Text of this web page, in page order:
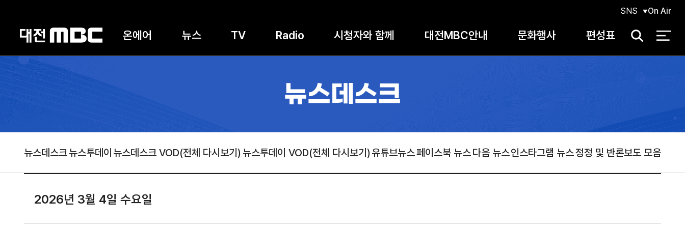
온에어 뉴스 TV Radio 시청자와 함께 대전MBC안내 문화행사 편성표
SNS On Air
검
뉴스데스크
뉴스데스크뉴스투데이 뉴스데스크 VOD(전체 다시보기) 뉴스투데이 VOD(전체 다시보기) 유튜브뉴스페이스북 뉴스다음 뉴스인스타그램 뉴스정정 및 반론보도 모음
2026년 3월 4일 수요일